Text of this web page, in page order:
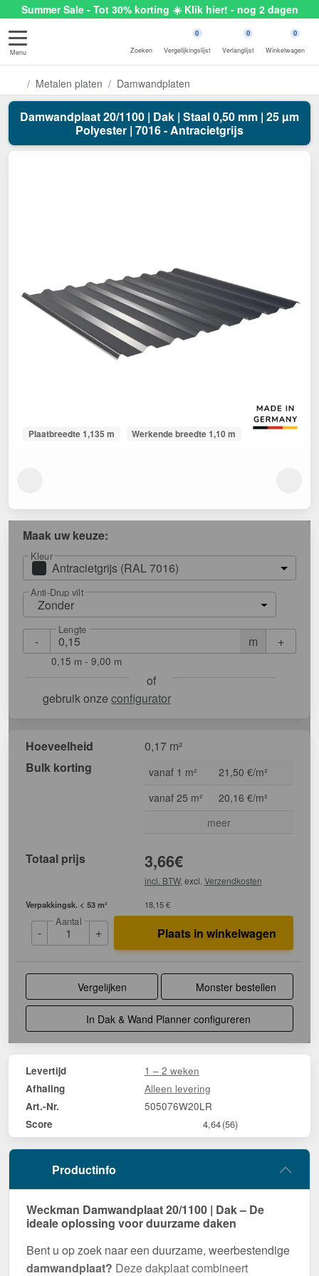
Summer Sale - Tot 30% korting ☀️ Klik hier! - nog 2 dagen
Menu Zoeken
0
Vergelijkingslijst
0
Verlanglijst
0
Winkelwagen
Metalen platen Damwandplaten
Damwandplaat 20/1100 | Dak | Staal 0,50 mm | 25 µm
Polyester | 7016 - Antracietgrijs
Plaatbreedte 1,135 m Werkende breedte 1,10 m
Maak uw keuze:
Kleur
Antracietgrijs (RAL 7016)
Anti-Drup vilt
Zonder
- m
Lengte
+
0,15 m - 9,00 m
of
gebruik onze configurator
Hoeveelheid
0,17 m²
Bulk korting
vanaf 1 m²
21,50 €/m²
vanaf 25 m²
20,16 €/m²
meer
Totaal prijs 3,66€
incl. BTW, excl. Verzendkosten
Verpakkingsk. < 53 m² 18,15 €
-
Aantal
+ Plaats in winkelwagen
Vergelijken Monster bestellen
In Dak & Wand Planner configureren
Levertijd 1 – 2 weken
Afhaling Alleen levering
Art.-Nr. 505076W20LR
Score 4,64(56)
Productinfo
Weckman Damwandplaat 20/1100 | Dak – De
ideale oplossing voor duurzame daken
Bent u op zoek naar een duurzame, weerbestendige
damwandplaat? Deze dakplaat combineert